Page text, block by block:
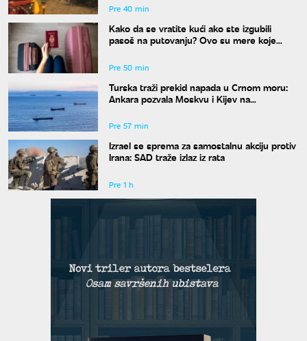
Pre 40 min
Kako da se vratite kući ako ste izgubili
pasoš na putovanju? Ovo su mere koje
Pre 50 min
Turska traži prekid napada u Crnom moru:
Ankara pozvala Moskvu i Kijev na
Pre 57 min
Izrael se sprema za samostalnu akciju protiv
Irana: SAD traže izlaz iz rata
Pre 1 h